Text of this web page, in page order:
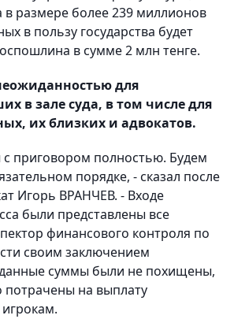
в размере более 239 миллионов
в пользу государства будет
в сумме 2 млн тенге.
для
в зале суда, в том числе для
их близких и адвокатов.
приговором полностью. Будем
порядке, - сказал после
Игорь ВРАНЧЕВ. - Входе
были представлены все
финансового контроля по
своим заключением
суммы были не похищены,
потрачены на выплату